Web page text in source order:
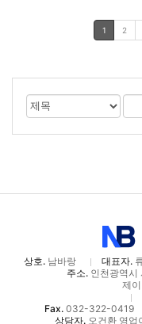
1 2
게
물
검
색
대
검
어
상호.남바랑 대표자.
주소.인천광역시
제
Fax. 032-322-0419
상담자.오건환 영업